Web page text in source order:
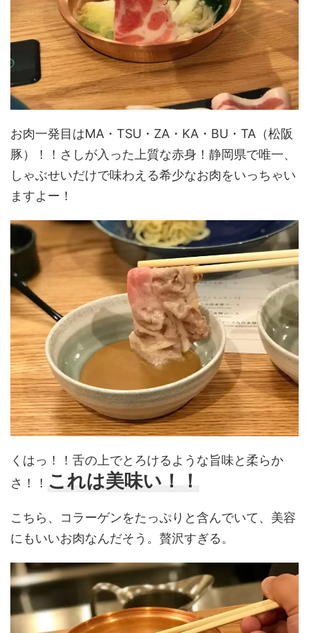
お肉一発目はMA・TSU・ZA・KA・BU・TA（松阪
豚）！！さしが入った上質な赤身！静岡県で唯一、
しゃぶせいだけで味わえる希少なお肉をいっちゃい
ますよー！
くはっ！！舌の上でとろけるような旨味と柔らか
さ！！ これは美味い！！
こちら、コラーゲンをたっぷりと含んでいて、美容
にもいいお肉なんだそう。贅沢すぎる。